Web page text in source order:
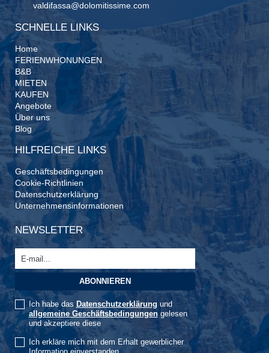
valdifassa@dolomitissime.com
SCHNELLE LINKS
Home
FERIENWHONUNGEN
B&B
MIETEN
KAUFEN
Angebote
Über uns
Blog
HILFREICHE LINKS
Geschäftsbedingungen
Cookie-Richtlinien
Datenschutzerklärung
Unternehmensinformationen
NEWSLETTER
Ich habe das Datenschutzerklärung und
allgemeine Geschäftsbedingungengelesen
und akzeptiere diese
Ich erkläre mich mit dem Erhalt gewerblicher